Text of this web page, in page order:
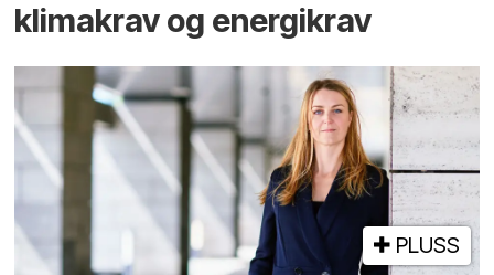
klimakrav og energikrav
PLUSS